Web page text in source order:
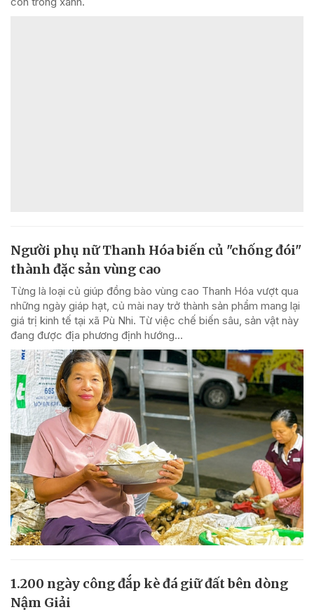
Người phụ nữ Thanh Hóa biến củ "chống đói"
thành đặc sản vùng cao
Từng là loại củ giúp đồng bào vùng cao Thanh Hóa vượt qua
những ngày giáp hạt, củ mài nay trở thành sản phẩm mang lại
giá trị kinh tế tại xã Pù Nhi. Từ việc chế biến sâu, sản vật này
đang được địa phương định hướng...
1.200 ngày công đắp kè đá giữ đất bên dòng
Nậm Giải